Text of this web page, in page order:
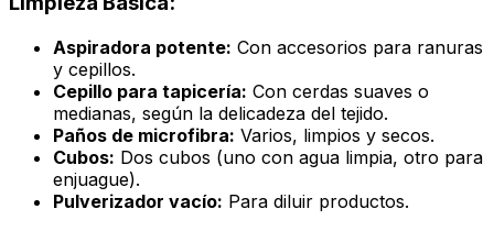
Aspiradora potente: Con accesorios para ranuras
y cepillos.
Cepillo para tapicería: Con cerdas suaves o
medianas, según la delicadeza del tejido.
Paños de microfibra: Varios, limpios y secos.
Cubos: Dos cubos (uno con agua limpia, otro para
enjuague).
Pulverizador vacío: Para diluir productos.